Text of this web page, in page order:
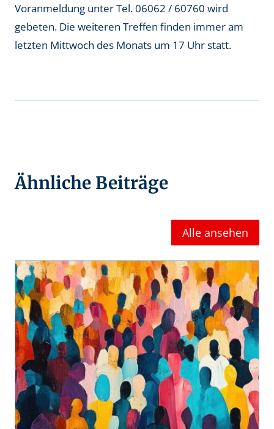
Voranmeldung unter Tel. 06062 / 60760 wird
gebeten. Die weiteren Treffen finden immer am
letzten Mittwoch des Monats um 17 Uhr statt.
Ähnliche Beiträge
Alle ansehen